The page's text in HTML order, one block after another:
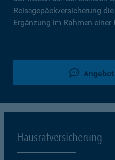
Reisegepäckversicherung
Ergänzung im Rahmen einer
Hausratversicherung